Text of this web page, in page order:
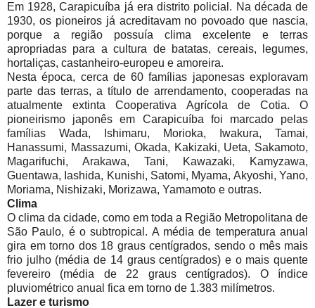
Em 1928, Carapicuíba já era distrito policial. Na década de
1930, os pioneiros já acreditavam no povoado que nascia,
porque a região possuía clima excelente e terras
apropriadas para a cultura de batatas, cereais, legumes,
hortaliças, castanheiro-europeu e amoreira.
Nesta época, cerca de 60 famílias japonesas exploravam
parte das terras, a título de arrendamento, cooperadas na
atualmente extinta Cooperativa Agrícola de Cotia. O
pioneirismo japonês em Carapicuíba foi marcado pelas
famílias Wada, Ishimaru, Morioka, Iwakura, Tamai,
Hanassumi, Massazumi, Okada, Kakizaki, Ueta, Sakamoto,
Magarifuchi, Arakawa, Tani, Kawazaki, Kamyzawa,
Guentawa, Iashida, Kunishi, Satomi, Myama, Akyoshi, Yano,
Moriama, Nishizaki, Morizawa, Yamamoto e outras.
Clima
O clima da cidade, como em toda a Região Metropolitana de
São Paulo, é o subtropical. A média de temperatura anual
gira em torno dos 18 graus centígrados, sendo o mês mais
frio julho (média de 14 graus centígrados) e o mais quente
fevereiro (média de 22 graus centígrados). O índice
pluviométrico anual fica em torno de 1.383 milímetros.
Lazer e turismo